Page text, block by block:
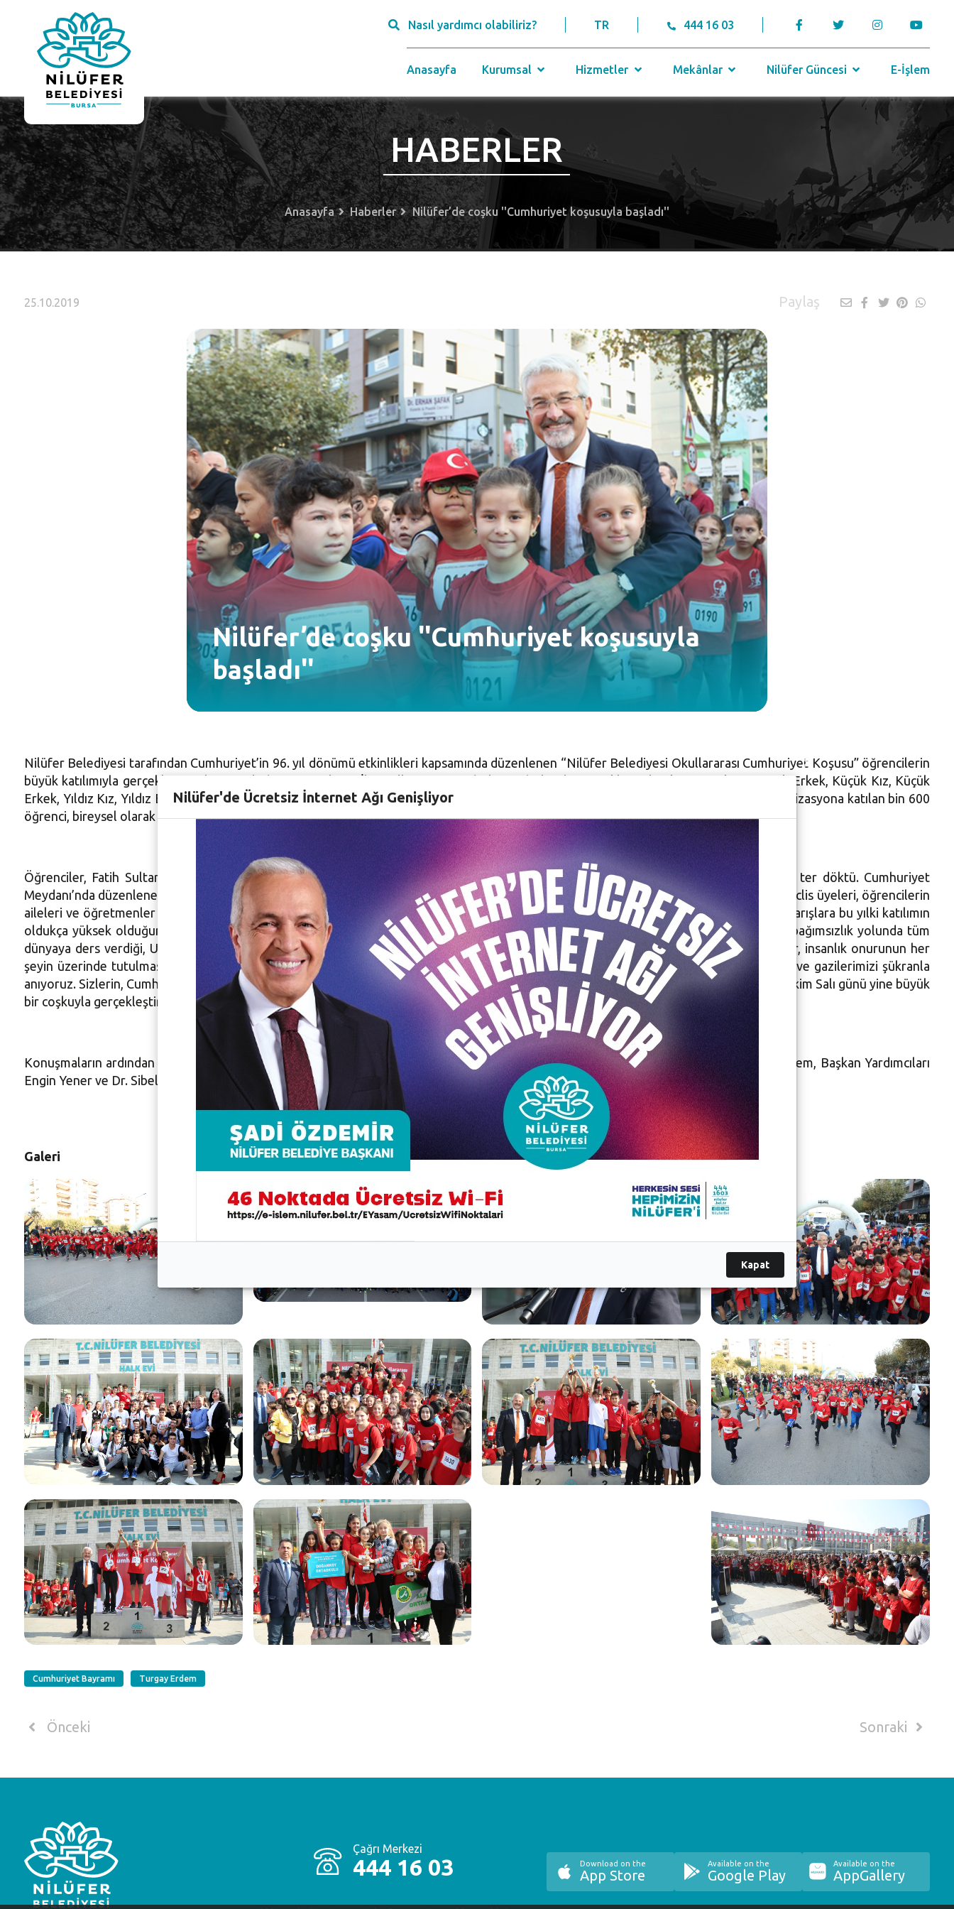
Nasıl yardımcı olabiliriz? TR 444 16 03
Anasayfa Kurumsal Hizmetler Mekânlar Nilüfer Güncesi E-İşlem
HABERLER
Anasayfa Haberler Nilüfer’de coşku ''Cumhuriyet koşusuyla başladı''
25.10.2019 Paylaş
Nilüfer’de coşku ''Cumhuriyet koşusuyla
başladı''
Nilüfer Belediyesi tarafından Cumhuriyet’in 96. yıl dönümü etkinlikleri kapsamında düzenlenen “Nilüfer Belediyesi Okullararası Cumhuriyet Koşusu” öğrencilerin
büyük katılımıyla gerçekleşti. Nilüfer Belediyesi ve Nilüfer İlçe Milli Eğitim Müdürlüğü işbirliğiyle gerçekleştirilen koşu Minik Kız, Minik Erkek, Küçük Kız, Küçük
Erkek, Yıldız Kız, Yıldız Erkek, Genç Kız, Genç Erkek ve Başkanlık Özel Koşusu kategorilerinde düzenlendi. İlçedeki birçok okuldan organizasyona katılan bin 600
öğrenci, bireysel olarak ve takımlar halinde yarıştı. Koşu Nilüfer Belediye Başkanı Turgay Erdem tarafından başlatıldı.
Öğrenciler, Fatih Sultan Mehmet Bulvarı’ndan Cumhuriyet Meydanı’na kadar bin 500 metrelik parkurda bitiş çizgisini görebilmek için ter döktü. Cumhuriyet
Meydanı’nda düzenlenen ödül törenine Nilüfer Belediye Başkanı Turgay Erdem, ilçe milli eğitim şube müdürleri ile Nilüfer Belediyesi Meclis üyeleri, öğrencilerin
aileleri ve öğretmenler katıldı. Törende konuşan Nilüfer Belediye Başkanı Turgay Erdem, Cumhuriyet Haftası kapsamında düzenlenen yarışlara bu yılki katılımın
oldukça yüksek olduğunu vurgulayarak, katılan tüm öğrencilere teşekkür etti. Öğrencilere seslenen Erdem, “29 Ekim Türk ulusunun bağımsızlık yolunda tüm
dünyaya ders verdiği, Ulu Önderimiz Mustafa Kemal Atatürk’ün izinde, özgürlüğünü ilan ettiği gün. Cumhuriyet, bir özgürlük destanıdır, insanlık onurunun her
şeyin üzerinde tutulmasıdır. Bizler Cumhuriyetin 96. Yılını kutlarken büyük Atatürk’ü, O’nun kahraman silah arkadaşlarını, şehitlerimizi ve gazilerimizi şükranla
anıyoruz. Sizlerin, Cumhuriyet emanetini bir sonraki nesillere koruyarak aktaracağınızdan hiç şüphem yok” dedi. Başkan Erden ayrıca, 29 Ekim Salı günü yine büyük
bir coşkuyla gerçekleştirilecek Cumhuriyet Yürüyüşüne tüm Bursalıların davetli olduğunu hatırlattı.
Konuşmaların ardından ödül töreni yapıldı. Okullararası Cumhuriyet Koşusu’nda dereceye giren öğrencilere ödülleri Başkan Turgay Erdem, Başkan Yardımcıları
Engin Yener ve Dr. Sibel Özer ile ilçe milli eğitim şube müdürleri tarafından verildi.
Galeri
Cumhuriyet Bayramı Turgay Erdem
Önceki Sonraki
Çağrı Merkezi
444 16 03 Download on the
App Store
Available on the
Google Play
Available on the
AppGallery
Nilüfer'de Ücretsiz İnternet Ağı Genişliyor
Kapat